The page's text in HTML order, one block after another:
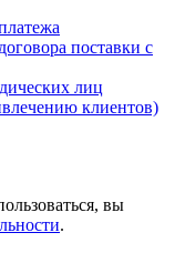
поставки с
лиц
клиентов)
вы
.